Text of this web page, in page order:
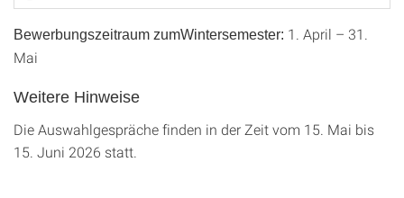
Bewerbungszeitraum zumWintersemester: 1. April – 31.
Mai
Weitere Hinweise
Die Auswahlgespräche finden in der Zeit vom 15. Mai bis
15. Juni 2026 statt.